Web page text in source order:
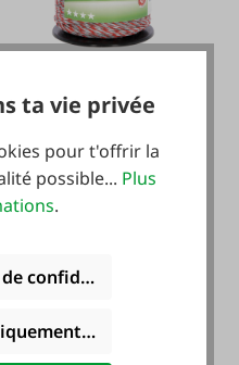
Fil toronné
professionnel
blanc/rouge,
2mm/400m
Contenu :
1 m)
De
ta vie privée
pour t'offrir la
possible... Plus
.
confidentialité
les cookies